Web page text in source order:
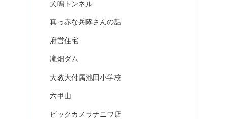
犬鳴トンネル
真っ赤な兵隊さんの話
府営住宅
滝畑ダム
大教大付属池田小学校
六甲山
ビックカメラナニワ店